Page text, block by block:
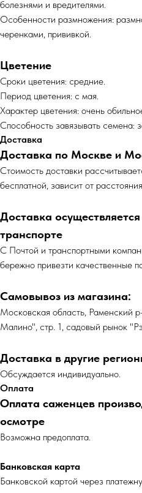
болезнями и вредителями.
Особенности размножения:
черенками, прививкой.
Цветение
Сроки цветения: средние.
Период цветения: с мая.
Характер цветения: очень
Способность завязывать семена:
Доставка
Доставка по Москве и
Cтоимость доставки
бесплатной, зависит от
Доставка
транспорте
С Почтой и транспортными
бережно привезти качественные
Самовывоз из магазина:
Московская область, Раменский
Малино", стр. 1, садовый рынок
Доставка в другие
Обсуждается индивидуально.
Оплата
Оплата саженцев
осмотре
Возможна предоплата.
Банковская карта
Банковской картой через